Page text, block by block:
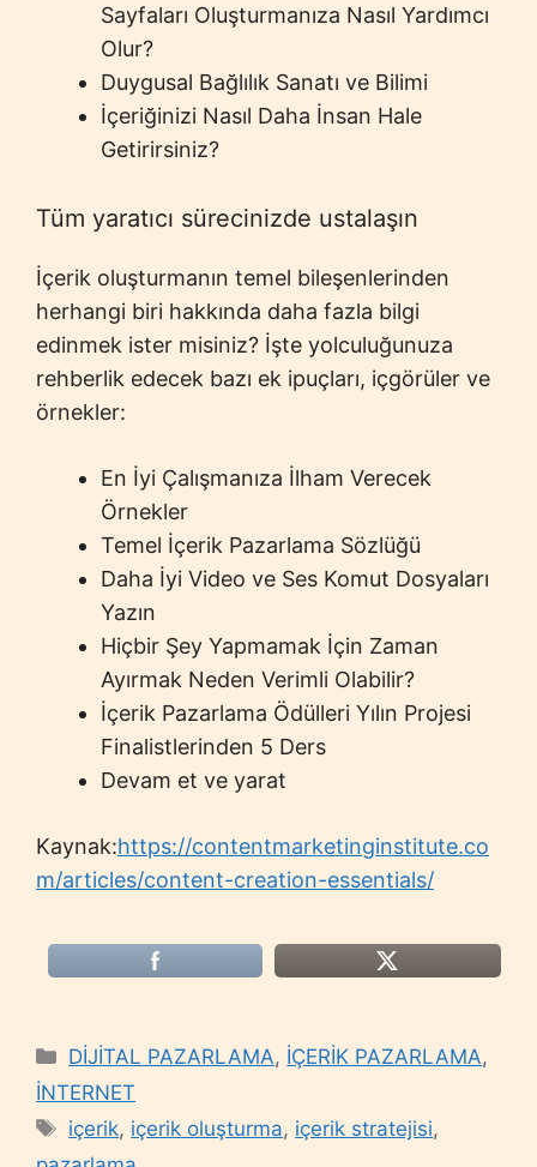
Sayfaları Oluşturmanıza Nasıl Yardımcı
Olur?
Duygusal Bağlılık Sanatı ve Bilimi
İçeriğinizi Nasıl Daha İnsan Hale
Getirirsiniz?
Tüm yaratıcı sürecinizde ustalaşın
İçerik oluşturmanın temel bileşenlerinden
herhangi biri hakkında daha fazla bilgi
edinmek ister misiniz? İşte yolculuğunuza
rehberlik edecek bazı ek ipuçları, içgörüler ve
örnekler:
En İyi Çalışmanıza İlham Verecek
Örnekler
Temel İçerik Pazarlama Sözlüğü
Daha İyi Video ve Ses Komut Dosyaları
Yazın
Hiçbir Şey Yapmamak İçin Zaman
Ayırmak Neden Verimli Olabilir?
İçerik Pazarlama Ödülleri Yılın Projesi
Finalistlerinden 5 Ders
Devam et ve yarat
Kaynak:https://contentmarketinginstitute.co
m/articles/content-creation-essentials/
Categories
DİJİTAL PAZARLAMA, İÇERİK PAZARLAMA,
İNTERNET
Tags
içerik, içerik oluşturma, içerik stratejisi,